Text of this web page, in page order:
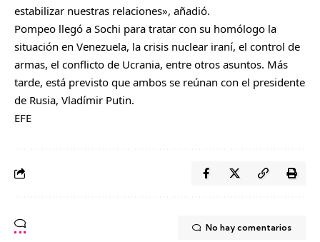
estabilizar nuestras relaciones», añadió.
Pompeo llegó a Sochi para tratar con su homólogo la
situación en Venezuela, la crisis nuclear iraní, el control de
armas, el conflicto de Ucrania, entre otros asuntos. Más
tarde, está previsto que ambos se reúnan con el presidente
de Rusia, Vladímir Putin.
EFE
No hay comentarios